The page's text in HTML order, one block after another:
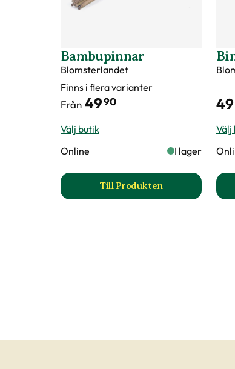
Bambupinnar
Blomsterlandet
Finns i flera varianter
Från 4990
Välj butik
Online
I lager
Till Produkten
till Bambupinnar
49
Välj